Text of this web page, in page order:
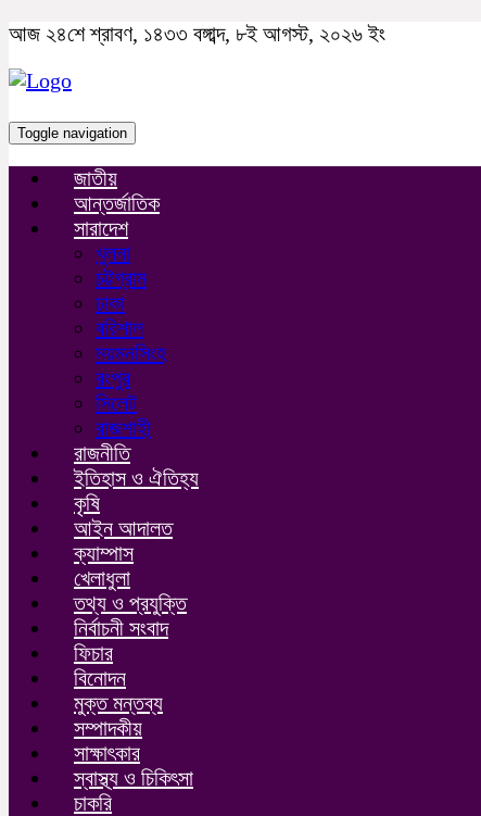
আজ ২৪শে শ্রাবণ, ১৪৩৩ বঙ্গাব্দ, ৮ই আগস্ট, ২০২৬ ইং
Toggle navigation
জাতীয়
আন্তর্জাতিক
সারাদেশ
খুলনা
চট্টগ্রাম
ঢাকা
বরিশাল
ময়মনসিংহ
রংপুর
সিলেট
রাজশাহী
রাজনীতি
ইতিহাস ও ঐতিহ্য
কৃষি
আইন আদালত
ক্যাম্পাস
খেলাধুলা
তথ্য ও প্রযুক্তি
নির্বাচনী সংবাদ
ফিচার
বিনোদন
মুক্ত মন্তব্য
সম্পাদকীয়
সাক্ষাৎকার
স্বাস্থ্য ও চিকিৎসা
চাকরি